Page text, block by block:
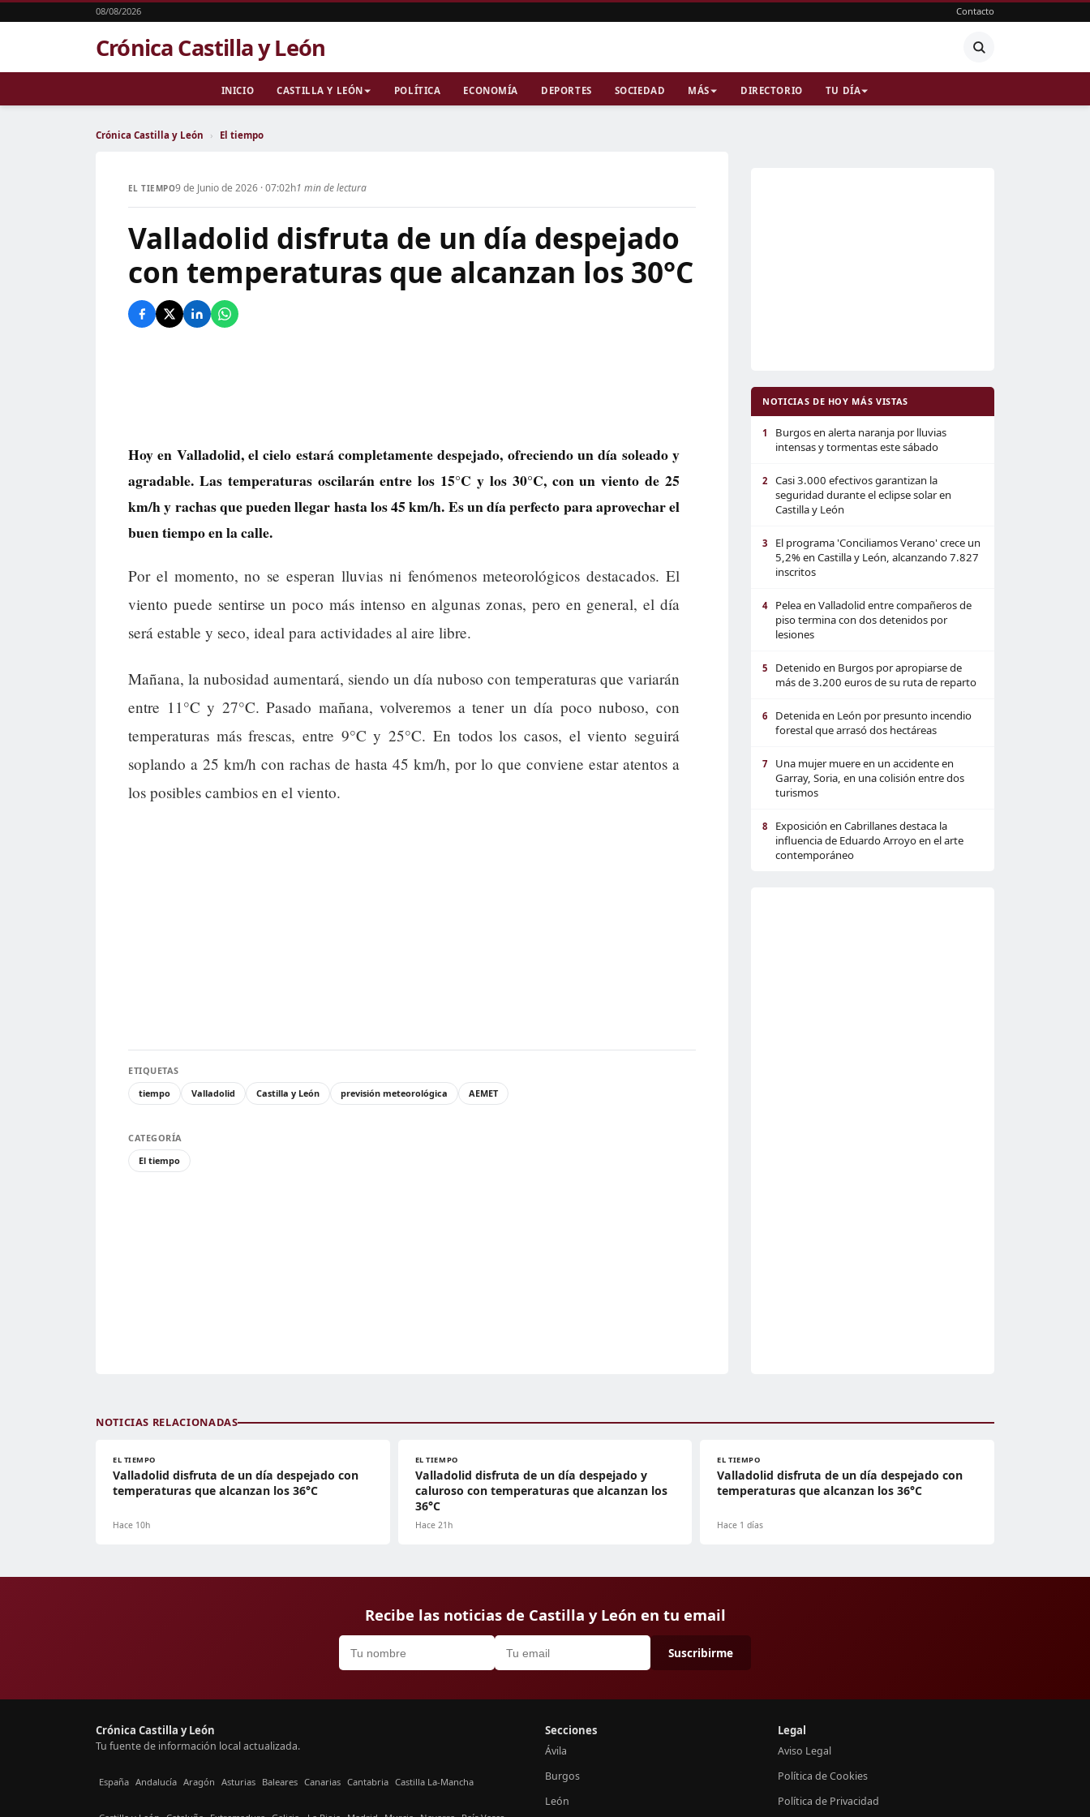
08/08/2026 Contacto
Crónica Castilla y León
INICIO CASTILLA Y LEÓN POLÍTICA ECONOMÍA DEPORTES SOCIEDAD MÁS DIRECTORIO TU DÍA
Crónica Castilla y León › El tiempo
EL TIEMPO9 de Junio de 2026 · 07:02h1 min de lectura
Valladolid disfruta de un día despejado
con temperaturas que alcanzan los 30°C
Hoy en Valladolid, el cielo estará completamente despejado, ofreciendo un día soleado y
agradable. Las temperaturas oscilarán entre los 15°C y los 30°C, con un viento de 25
km/h y rachas que pueden llegar hasta los 45 km/h. Es un día perfecto para aprovechar el
buen tiempo en la calle.
Por el momento, no se esperan lluvias ni fenómenos meteorológicos destacados. El
viento puede sentirse un poco más intenso en algunas zonas, pero en general, el día
será estable y seco, ideal para actividades al aire libre.
Mañana, la nubosidad aumentará, siendo un día nuboso con temperaturas que variarán
entre 11°C y 27°C. Pasado mañana, volveremos a tener un día poco nuboso, con
temperaturas más frescas, entre 9°C y 25°C. En todos los casos, el viento seguirá
soplando a 25 km/h con rachas de hasta 45 km/h, por lo que conviene estar atentos a
los posibles cambios en el viento.
ETIQUETAS
tiempo
Valladolid Castilla y León previsión meteorológica AEMET
CATEGORÍA
El tiempo
NOTICIAS DE HOY MÁS VISTAS
1
Burgos en alerta naranja por lluvias
intensas y tormentas este sábado
2
Casi 3.000 efectivos garantizan la
seguridad durante el eclipse solar en
Castilla y León
3
El programa 'Conciliamos Verano' crece un
5,2% en Castilla y León, alcanzando 7.827
inscritos
4
Pelea en Valladolid entre compañeros de
piso termina con dos detenidos por
lesiones
5
Detenido en Burgos por apropiarse de
más de 3.200 euros de su ruta de reparto
6
Detenida en León por presunto incendio
forestal que arrasó dos hectáreas
7
Una mujer muere en un accidente en
Garray, Soria, en una colisión entre dos
turismos
8
Exposición en Cabrillanes destaca la
influencia de Eduardo Arroyo en el arte
contemporáneo
NOTICIAS RELACIONADAS
EL TIEMPO
Valladolid disfruta de un día despejado con
temperaturas que alcanzan los 36°C
Hace 10h
EL TIEMPO
Valladolid disfruta de un día despejado y
caluroso con temperaturas que alcanzan los
36°C
Hace 21h
EL TIEMPO
Valladolid disfruta de un día despejado con
temperaturas que alcanzan los 36°C
Hace 1 días
Recibe las noticias de Castilla y León en tu email
Suscribirme
Crónica Castilla y León
Tu fuente de información local actualizada.
España Andalucía Aragón Asturias Baleares Canarias Cantabria Castilla La-Mancha
Secciones
Ávila
Burgos
León
Legal
Aviso Legal
Política de Cookies
Política de Privacidad